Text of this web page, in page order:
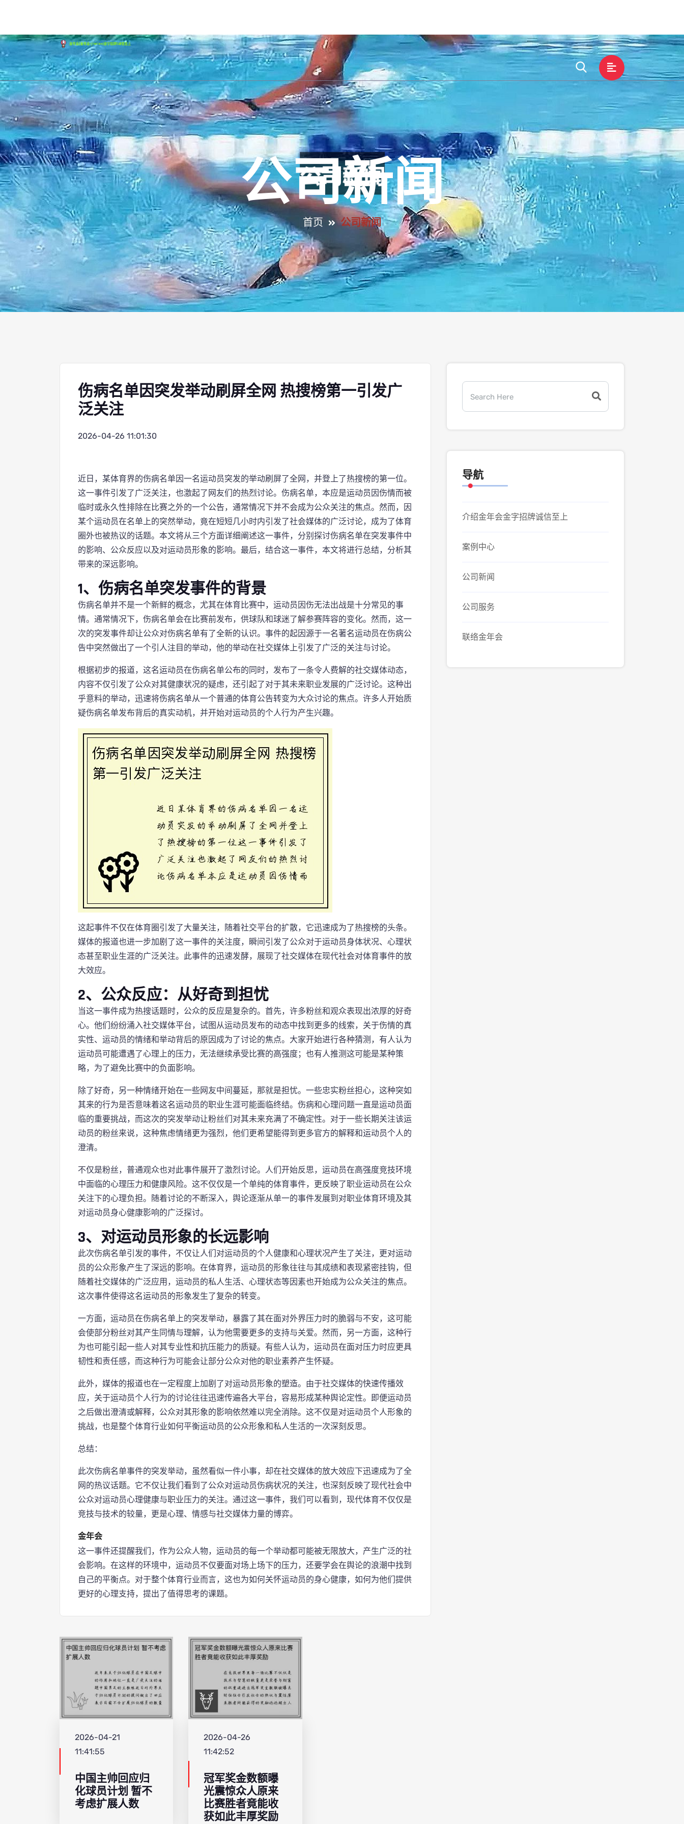
公司新闻
首页 公司新闻
伤病名单因突发举动刷屏全网 热搜榜第一引发广
泛关注
2026-04-26 11:01:30
近日，某体育界的伤病名单因一名运动员突发的举动刷屏了全网，并登上了热搜榜的第一位。
这一事件引发了广泛关注，也激起了网友们的热烈讨论。伤病名单，本应是运动员因伤情而被
临时或永久性排除在比赛之外的一个公告，通常情况下并不会成为公众关注的焦点。然而，因
某个运动员在名单上的突然举动，竟在短短几小时内引发了社会媒体的广泛讨论，成为了体育
圈外也被热议的话题。本文将从三个方面详细阐述这一事件，分别探讨伤病名单在突发事件中
的影响、公众反应以及对运动员形象的影响。最后，结合这一事件，本文将进行总结，分析其
带来的深远影响。
1、伤病名单突发事件的背景
伤病名单并不是一个新鲜的概念，尤其在体育比赛中，运动员因伤无法出战是十分常见的事
情。通常情况下，伤病名单会在比赛前发布，供球队和球迷了解参赛阵容的变化。然而，这一
次的突发事件却让公众对伤病名单有了全新的认识。事件的起因源于一名著名运动员在伤病公
告中突然做出了一个引人注目的举动，他的举动在社交媒体上引发了广泛的关注与讨论。
根据初步的报道，这名运动员在伤病名单公布的同时，发布了一条令人费解的社交媒体动态，
内容不仅引发了公众对其健康状况的疑虑，还引起了对于其未来职业发展的广泛讨论。这种出
乎意料的举动，迅速将伤病名单从一个普通的体育公告转变为大众讨论的焦点。许多人开始质
疑伤病名单发布背后的真实动机，并开始对运动员的个人行为产生兴趣。
这起事件不仅在体育圈引发了大量关注，随着社交平台的扩散，它迅速成为了热搜榜的头条。
媒体的报道也进一步加剧了这一事件的关注度，瞬间引发了公众对于运动员身体状况、心理状
态甚至职业生涯的广泛关注。此事件的迅速发酵，展现了社交媒体在现代社会对体育事件的放
大效应。
2、公众反应：从好奇到担忧
当这一事件成为热搜话题时，公众的反应是复杂的。首先，许多粉丝和观众表现出浓厚的好奇
心。他们纷纷涌入社交媒体平台，试图从运动员发布的动态中找到更多的线索，关于伤情的真
实性、运动员的情绪和举动背后的原因成为了讨论的焦点。大家开始进行各种猜测，有人认为
运动员可能遭遇了心理上的压力，无法继续承受比赛的高强度；也有人推测这可能是某种策
略，为了避免比赛中的负面影响。
除了好奇，另一种情绪开始在一些网友中间蔓延，那就是担忧。一些忠实粉丝担心，这种突如
其来的行为是否意味着这名运动员的职业生涯可能面临终结。伤病和心理问题一直是运动员面
临的重要挑战，而这次的突发举动让粉丝们对其未来充满了不确定性。对于一些长期关注该运
动员的粉丝来说，这种焦虑情绪更为强烈，他们更希望能得到更多官方的解释和运动员个人的
澄清。
不仅是粉丝，普通观众也对此事件展开了激烈讨论。人们开始反思，运动员在高强度竞技环境
中面临的心理压力和健康风险。这不仅仅是一个单纯的体育事件，更反映了职业运动员在公众
关注下的心理负担。随着讨论的不断深入，舆论逐渐从单一的事件发展到对职业体育环境及其
对运动员身心健康影响的广泛探讨。
3、对运动员形象的长远影响
此次伤病名单引发的事件，不仅让人们对运动员的个人健康和心理状况产生了关注，更对运动
员的公众形象产生了深远的影响。在体育界，运动员的形象往往与其成绩和表现紧密挂钩，但
随着社交媒体的广泛应用，运动员的私人生活、心理状态等因素也开始成为公众关注的焦点。
这次事件使得这名运动员的形象发生了复杂的转变。
一方面，运动员在伤病名单上的突发举动，暴露了其在面对外界压力时的脆弱与不安，这可能
会使部分粉丝对其产生同情与理解，认为他需要更多的支持与关爱。然而，另一方面，这种行
为也可能引起一些人对其专业性和抗压能力的质疑。有些人认为，运动员在面对压力时应更具
韧性和责任感，而这种行为可能会让部分公众对他的职业素养产生怀疑。
此外，媒体的报道也在一定程度上加剧了对运动员形象的塑造。由于社交媒体的快速传播效
应，关于运动员个人行为的讨论往往迅速传遍各大平台，容易形成某种舆论定性。即便运动员
之后做出澄清或解释，公众对其形象的影响依然难以完全消除。这不仅是对运动员个人形象的
挑战，也是整个体育行业如何平衡运动员的公众形象和私人生活的一次深刻反思。
总结：
此次伤病名单事件的突发举动，虽然看似一件小事，却在社交媒体的放大效应下迅速成为了全
网的热议话题。它不仅让我们看到了公众对运动员伤病状况的关注，也深刻反映了现代社会中
公众对运动员心理健康与职业压力的关注。通过这一事件，我们可以看到，现代体育不仅仅是
竞技与技术的较量，更是心理、情感与社交媒体力量的博弈。
金年会
这一事件还提醒我们，作为公众人物，运动员的每一个举动都可能被无限放大，产生广泛的社
会影响。在这样的环境中，运动员不仅要面对场上场下的压力，还要学会在舆论的浪潮中找到
自己的平衡点。对于整个体育行业而言，这也为如何关怀运动员的身心健康，如何为他们提供
更好的心理支持，提出了值得思考的课题。
2026-04-21
11:41:55
中国主帅回应归
化球员计划 暂不
考虑扩展人数
2026-04-26
11:42:52
冠军奖金数额曝
光震惊众人原来
比赛胜者竟能收
获如此丰厚奖励
导航
介绍金年会金字招牌诚信至上
案例中心
公司新闻
公司服务
联络金年会